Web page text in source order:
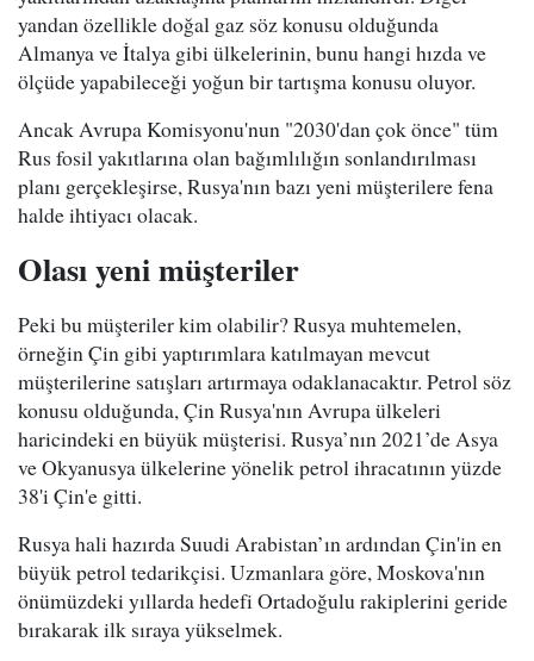
yandan özellikle doğal gaz söz konusu olduğunda
Almanya ve İtalya gibi ülkelerinin, bunu hangi hızda ve
ölçüde yapabileceği yoğun bir tartışma konusu oluyor.
Ancak Avrupa Komisyonu'nun "2030'dan çok önce" tüm
Rus fosil yakıtlarına olan bağımlılığın sonlandırılması
planı gerçekleşirse, Rusya'nın bazı yeni müşterilere fena
halde ihtiyacı olacak.
Olası yeni müşteriler
Peki bu müşteriler kim olabilir? Rusya muhtemelen,
örneğin Çin gibi yaptırımlara katılmayan mevcut
müşterilerine satışları artırmaya odaklanacaktır. Petrol söz
konusu olduğunda, Çin Rusya'nın Avrupa ülkeleri
haricindeki en büyük müşterisi. Rusya’nın 2021’de Asya
ve Okyanusya ülkelerine yönelik petrol ihracatının yüzde
38'i Çin'e gitti.
Rusya hali hazırda Suudi Arabistan’ın ardından Çin'in en
büyük petrol tedarikçisi. Uzmanlara göre, Moskova'nın
önümüzdeki yıllarda hedefi Ortadoğulu rakiplerini geride
bırakarak ilk sıraya yükselmek.